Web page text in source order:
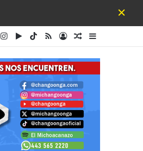
Powered by SendPulse
×
Instagram
Google Play
TikTok
RSSAccesoPublicación al
Barra lateral